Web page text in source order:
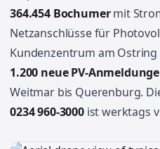
364.454 Bochumermit
Netzanschlüsse für
Kundenzentrum am
1.200 neue PV-
Weitmar bis Querenburg.
0234 960-3000ist werktags